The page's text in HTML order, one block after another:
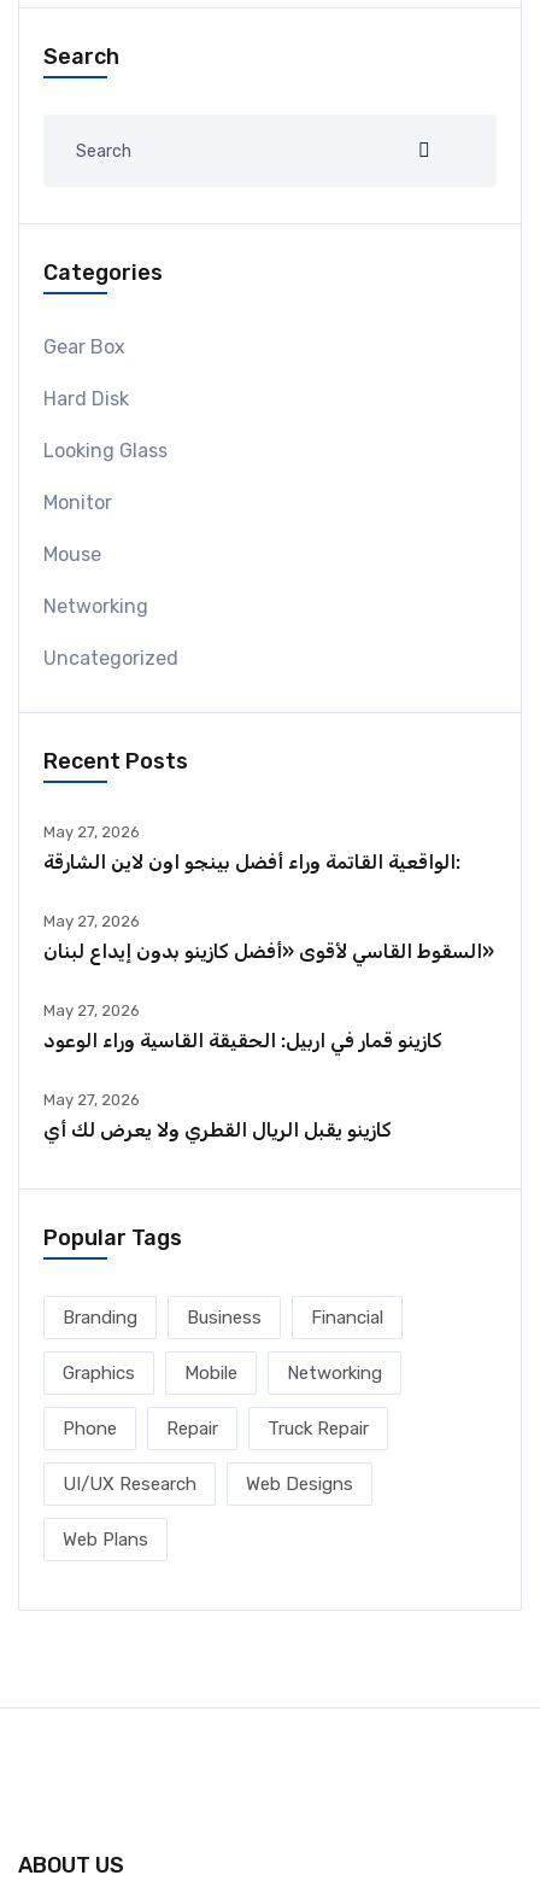
Search
Categories
Gear Box
Hard Disk
Looking Glass
Monitor
Mouse
Networking
Uncategorized
Recent Posts
May 27, 2026
الواقعية القاتمة وراء أفضل بينجو اون لاين الشارقة:
May 27, 2026
السقوط القاسي لأقوى «أفضل كازينو بدون إيداع لبنان»
May 27, 2026
كازينو قمار في اربيل: الحقيقة القاسية وراء الوعود
May 27, 2026
كازينو يقبل الريال القطري ولا يعرض لك أي
Popular Tags
Branding Business Financial
Graphics Mobile Networking
Phone Repair Truck Repair
UI/UX Research Web Designs
Web Plans
ABOUT US